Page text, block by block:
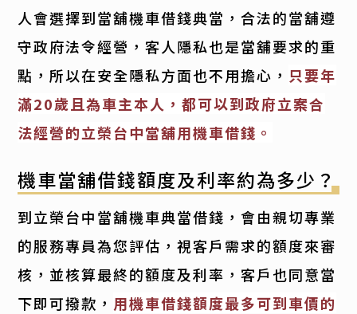
人會選擇到當舖機車借錢典當，合法的當舖遵
守政府法令經營，客人隱私也是當舖要求的重
點，所以在安全隱私方面也不用擔心， 只要年
滿20歲且為車主本人，都可以到政府立案合
法經營的立榮台中當舖用機車借錢。
機車當舖借錢額度及利率約為多少？
到立榮台中當舖機車典當借錢，會由親切專業
的服務專員為您評估，視客戶需求的額度來審
核，並核算最終的額度及利率，客戶也同意當
下即可撥款， 用機車借錢額度最多可到車價的